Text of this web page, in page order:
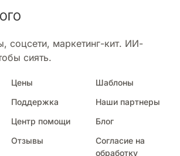
соцсети, маркетинг-кит. ИИ-
сиять.
Цены
Поддержка
Центр помощи
Отзывы
Шаблоны
Наши партнеры
Блог
Согласие на
обработку